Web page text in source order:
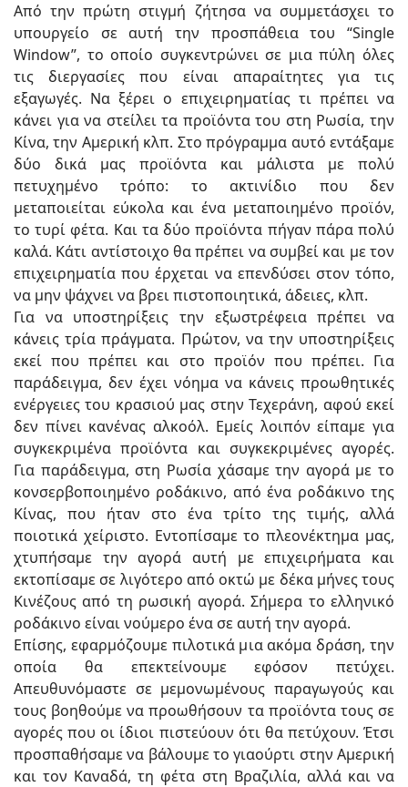
Από την πρώτη στιγμή ζήτησα να συμμετάσχει το
υπουργείο σε αυτή την προσπάθεια του “Single
Window”, το οποίο συγκεντρώνει σε μια πύλη όλες
τις διεργασίες που είναι απαραίτητες για τις
εξαγωγές. Να ξέρει ο επιχειρηματίας τι πρέπει να
κάνει για να στείλει τα προϊόντα του στη Ρωσία, την
Κίνα, την Αμερική κλπ. Στο πρόγραμμα αυτό εντάξαμε
δύο δικά μας προϊόντα και μάλιστα με πολύ
πετυχημένο τρόπο: το ακτινίδιο που δεν
μεταποιείται εύκολα και ένα μεταποιημένο προϊόν,
το τυρί φέτα. Και τα δύο προϊόντα πήγαν πάρα πολύ
καλά. Κάτι αντίστοιχο θα πρέπει να συμβεί και με τον
επιχειρηματία που έρχεται να επενδύσει στον τόπο,
να μην ψάχνει να βρει πιστοποιητικά, άδειες, κλπ.
Για να υποστηρίξεις την εξωστρέφεια πρέπει να
κάνεις τρία πράγματα. Πρώτον, να την υποστηρίξεις
εκεί που πρέπει και στο προϊόν που πρέπει. Για
παράδειγμα, δεν έχει νόημα να κάνεις προωθητικές
ενέργειες του κρασιού μας στην Τεχεράνη, αφού εκεί
δεν πίνει κανένας αλκοόλ. Εμείς λοιπόν είπαμε για
συγκεκριμένα προϊόντα και συγκεκριμένες αγορές.
Για παράδειγμα, στη Ρωσία χάσαμε την αγορά με το
κονσερβοποιημένο ροδάκινο, από ένα ροδάκινο της
Κίνας, που ήταν στο ένα τρίτο της τιμής, αλλά
ποιοτικά χείριστο. Εντοπίσαμε το πλεονέκτημα μας,
χτυπήσαμε την αγορά αυτή με επιχειρήματα και
εκτοπίσαμε σε λιγότερο από οκτώ με δέκα μήνες τους
Κινέζους από τη ρωσική αγορά. Σήμερα το ελληνικό
ροδάκινο είναι νούμερο ένα σε αυτή την αγορά.
Επίσης, εφαρμόζουμε πιλοτικά μια ακόμα δράση, την
οποία θα επεκτείνουμε εφόσον πετύχει.
Απευθυνόμαστε σε μεμονωμένους παραγωγούς και
τους βοηθούμε να προωθήσουν τα προϊόντα τους σε
αγορές που οι ίδιοι πιστεύουν ότι θα πετύχουν. Έτσι
προσπαθήσαμε να βάλουμε το γιαούρτι στην Αμερική
και τον Καναδά, τη φέτα στη Βραζιλία, αλλά και να